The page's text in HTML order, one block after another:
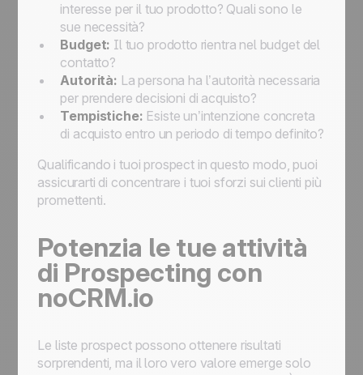
interesse per il tuo prodotto? Quali sono le
sue necessità?
Budget: Il tuo prodotto rientra nel budget del
contatto?
Autorità: La persona ha l’autorità necessaria
per prendere decisioni di acquisto?
Tempistiche: Esiste un’intenzione concreta
di acquisto entro un periodo di tempo definito?
Qualificando i tuoi prospect in questo modo, puoi
assicurarti di concentrare i tuoi sforzi sui clienti più
promettenti.
Potenzia le tue attività
di Prospecting con
noCRM.io
Le liste prospect possono ottenere risultati
sorprendenti, ma il loro vero valore emerge solo